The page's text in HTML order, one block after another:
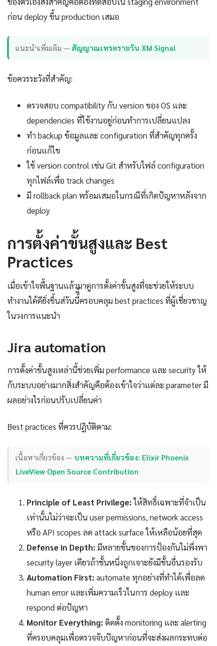
ก่อน deploy ขึ้น production เสมอ
แนะนำเพิ่มเติม —สัญญาณเทรดรายวัน XM Signal
ข้อควรระวังที่สำคัญ:
ตรวจสอบ compatibility กับ version ของ OS และ
dependencies ที่ใช้งานอยู่ก่อนทำการเปลี่ยนแปลง
ทำ backup ข้อมูลและ configuration ที่สำคัญทุกครั้ง
ก่อนแก้ไข
ใช้ version control เช่น Git สำหรับไฟล์ configuration
ทุกไฟล์เพื่อ track changes
มี rollback plan พร้อมเสมอในกรณีที่เกิดปัญหาหลังจาก
deploy
การตั้งค่าขั้นสูงและ Best
Practices
เมื่อเข้าใจพื้นฐานแล้วมาดูการตั้งค่าขั้นสูงที่จะช่วยให้ระบบ
ทำงานได้ดียิ่งขึ้นส่วันนี้ี้ครอบคลุม best practices ที่ผู้เชี่ยวชาญ
ในวงการแนะนำ
Jira automation
การตั้งค่าขั้นสูงเหล่านี้ช่วยเพิ่ม performance และ security ให้
กับระบบอย่างมากสิ่งสำคัญคือต้องเข้าใจว่าแต่ละ parameter มี
ผลอย่างไรก่อนปรับเปลี่ยนค่า
Best practices ที่ควรปฏิบัติตาม:
เนื้อหาเกี่ยวข้อง — บทความที่เกี่ยวข้อง: Elixir Phoenix
LiveView Open Source Contribution
Principle of Least Privilege:ให้สิทธิ์เฉพาะที่จำเป็น
เท่านั้นไม่ว่าจะเป็น user permissions, network access
หรือ API scopes ลด attack surface ให้เหลือน้อยที่สุด
Defense in Depth: มีหลายชั้นของการป้องกันไม่พึ่งพา
security layer เดียวถ้าชั้นหนึ่งถูกเจาะยังมีชั้นอื่นรองรับ
Automation First: automate ทุกอย่างที่ทำได้เพื่อลด
human error และเพิ่มความเร็วในการ deploy และ
respond ต่อปัญหา
Monitor Everything: ติดตั้ง monitoring และ alerting
ที่ครอบคลุมเพื่อตรวจจับปัญหาก่อนที่จะส่งผลกระทบต่อ